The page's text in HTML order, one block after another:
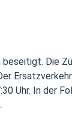
beseitigt. Die
Uhr. In der